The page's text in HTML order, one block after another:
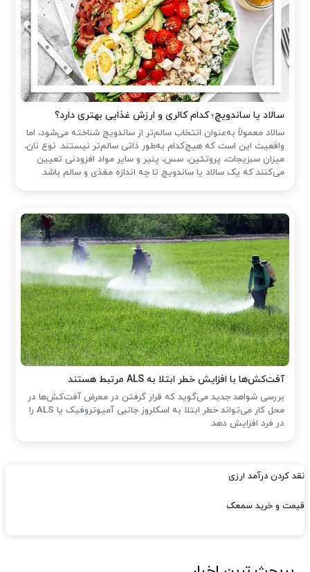
سالاد یا ساندویچ؛ کدام کالری و ارزش غذایی بهتری دارد؟
سالاد معمولاً به‌عنوان انتخاب سالم‌تر از ساندویچ شناخته می‌شود، اما
واقعیت این است که هیچ‌کدام به‌طور ذاتی سالم‌تر نیستند. نوع نان،
میزان سبزیجات، پروتئین، سس، پنیر و سایر مواد افزودنی تعیین
می‌کنند که یک سالاد یا ساندویچ تا چه اندازه مغذی و سالم باشد.
آفت‌کش‌ها با افزایش خطر ابتلا به ALS مرتبط هستند
بررسی شواهد جدید می‌گوید که قرار گرفتن در معرض آفت‌کش‌ها در
محل کار می‌تواند خطر ابتلا به اسکلروز جانبی آمیوتروفیک یا ALS را
در فرد افزایش دهد.
نقد کردن درآمد ارزی
قیمت و خرید سمعک